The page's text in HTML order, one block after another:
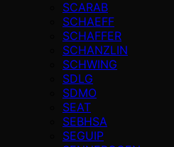
SCARAB
SCHAEFF
SCHAFFER
SCHANZLIN
SCHWING
SDLG
SDMO
SEAT
SEBHSA
SEGUIP